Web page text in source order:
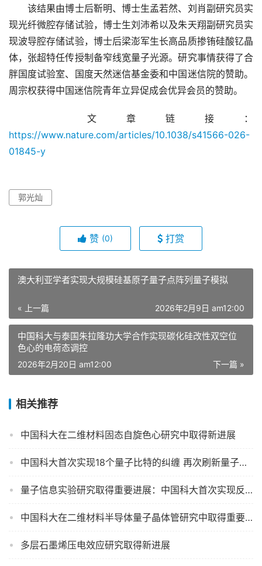
该结果由博士后靳明、博士生孟若然、刘肖副研究员实
现光纤微腔存储试验，博士生刘沛希以及朱天翔副研究员实
现波导腔存储试验，博士后梁澎军生长高品质掺铕硅酸钇晶
体，张超特任传授制备窄线宽量子光源。研究事情获得了合
胖国度试验室、国度天然迷信基金委和中国迷信院的赞助。
周宗权获得中国迷信院青年立异促成会优异会员的赞助。
文章链接：
https://www.nature.com/articles/10.1038/s41566-026-
01845-y
郭光灿
赞 (0) 打赏
澳大利亚学者实现大规模硅基原子量子点阵列量子模拟
« 上一篇 2026年2月9日 am12:00
中国科大与泰国朱拉隆功大学合作实现碳化硅改性双空位
色心的电荷态调控
下一篇 »
2026年2月20日 am12:00
相关推荐
中国科大在二维材料固态自旋色心研究中取得新进展
中国科大首次实现18个量子比特的纠缠 再次刷新量子纠缠世界记录
量子信息实验研究取得重要进展：中国科大首次实现反事实直接量子通信
中国科大在二维材料半导体量子晶体管研究中取得重要进展
多层石墨烯压电效应研究取得新进展